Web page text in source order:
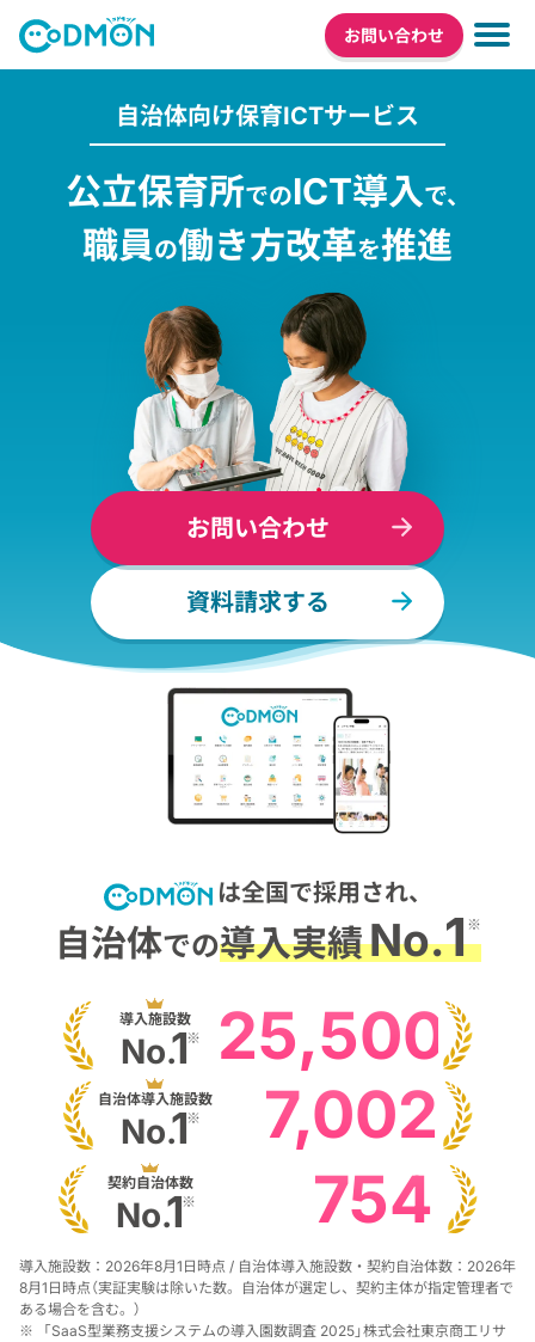
お問い合わせ
自治体向け保育ICTサービス
公立保育所でのICT導入で、
職員 の働き方改革を推進
資料請求する
お問い合わせ
は全国で採用され、
自治体での導入実績No.1※
導入施設数
No.1※ 25,500
自治体導入施設数
No.1※ 7,002
契約自治体数
No.1※ 754
導入施設数：2026年8月1日時点 / 自治体導入施設数・契約自治体数：2026年
8月1日時点（実証実験は除いた数。
自治体が選定し、契約主体が指定管理者で
ある場合を含む。 ）
※
「SaaS型業務支援システムの導入園数調査 2025」 株式会社東京商工リサ